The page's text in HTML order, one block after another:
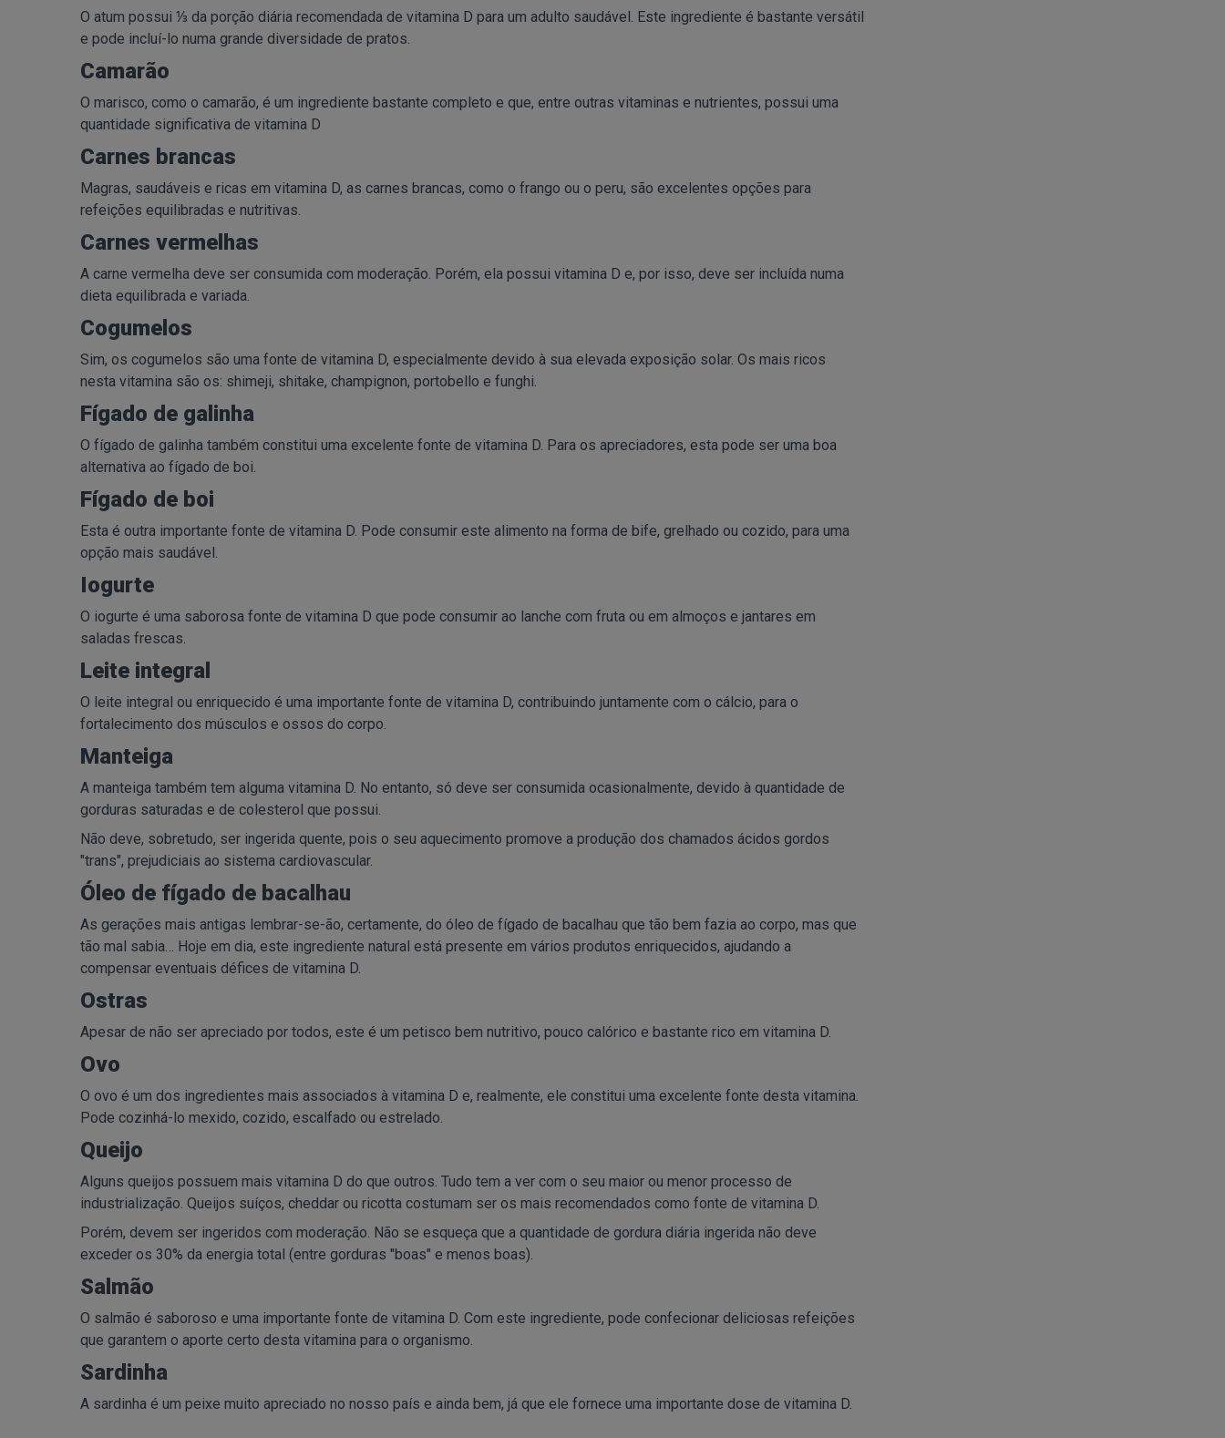
O atum possui ⅓ da porção diária recomendada de vitamina D para um adulto saudável. Este ingrediente é bastante versátil
e pode incluí-lo numa grande diversidade de pratos.
Camarão
O marisco, como o camarão, é um ingrediente bastante completo e que, entre outras vitaminas e nutrientes, possui uma
quantidade significativa de vitamina D
Carnes brancas
Magras, saudáveis e ricas em vitamina D, as carnes brancas, como o frango ou o peru, são excelentes opções para
refeições equilibradas e nutritivas.
Carnes vermelhas
A carne vermelha deve ser consumida com moderação. Porém, ela possui vitamina D e, por isso, deve ser incluída numa
dieta equilibrada e variada.
Cogumelos
Sim, os cogumelos são uma fonte de vitamina D, especialmente devido à sua elevada exposição solar. Os mais ricos
nesta vitamina são os: shimeji, shitake, champignon, portobello e funghi.
Fígado de galinha
O fígado de galinha também constitui uma excelente fonte de vitamina D. Para os apreciadores, esta pode ser uma boa
alternativa ao fígado de boi.
Fígado de boi
Esta é outra importante fonte de vitamina D. Pode consumir este alimento na forma de bife, grelhado ou cozido, para uma
opção mais saudável.
Iogurte
O iogurte é uma saborosa fonte de vitamina D que pode consumir ao lanche com fruta ou em almoços e jantares em
saladas frescas.
Leite integral
O leite integral ou enriquecido é uma importante fonte de vitamina D, contribuindo juntamente com o cálcio, para o
fortalecimento dos músculos e ossos do corpo.
Manteiga
A manteiga também tem alguma vitamina D. No entanto, só deve ser consumida ocasionalmente, devido à quantidade de
gorduras saturadas e de colesterol que possui.
Não deve, sobretudo, ser ingerida quente, pois o seu aquecimento promove a produção dos chamados ácidos gordos
"trans", prejudiciais ao sistema cardiovascular.
Óleo de fígado de bacalhau
As gerações mais antigas lembrar-se-ão, certamente, do óleo de fígado de bacalhau que tão bem fazia ao corpo, mas que
tão mal sabia… Hoje em dia, este ingrediente natural está presente em vários produtos enriquecidos, ajudando a
compensar eventuais défices de vitamina D.
Ostras
Apesar de não ser apreciado por todos, este é um petisco bem nutritivo, pouco calórico e bastante rico em vitamina D.
Ovo
O ovo é um dos ingredientes mais associados à vitamina D e, realmente, ele constitui uma excelente fonte desta vitamina.
Pode cozinhá-lo mexido, cozido, escalfado ou estrelado.
Queijo
Alguns queijos possuem mais vitamina D do que outros. Tudo tem a ver com o seu maior ou menor processo de
industrialização. Queijos suíços, cheddar ou ricotta costumam ser os mais recomendados como fonte de vitamina D.
Porém, devem ser ingeridos com moderação. Não se esqueça que a quantidade de gordura diária ingerida não deve
exceder os 30% da energia total (entre gorduras "boas" e menos boas).
Salmão
O salmão é saboroso e uma importante fonte de vitamina D. Com este ingrediente, pode confecionar deliciosas refeições
que garantem o aporte certo desta vitamina para o organismo.
Sardinha
A sardinha é um peixe muito apreciado no nosso país e ainda bem, já que ele fornece uma importante dose de vitamina D.